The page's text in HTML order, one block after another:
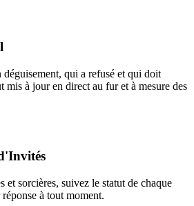
qui a refusé et qui doit
à jour en direct au fur et à mesure des
et sorcières, suivez le statut de chaque
à tout moment.